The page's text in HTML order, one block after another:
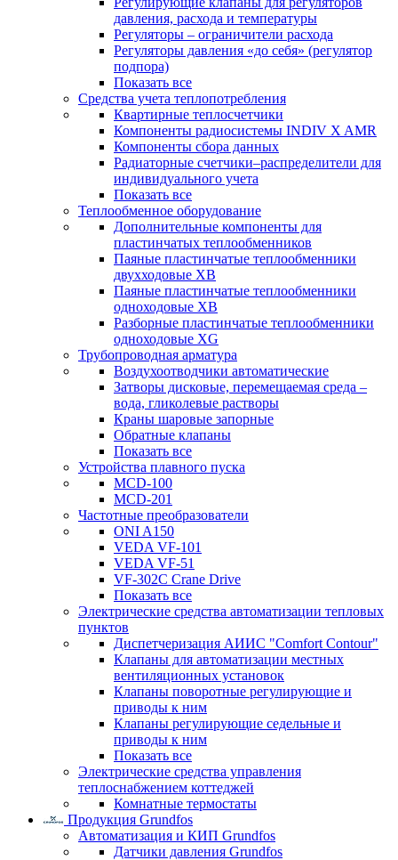
давления, расхода и температуры
Регуляторы – ограничители расхода
Регуляторы давления «до себя» (регулятор
подпора)
Показать все
Средства учета теплопотребления
Квартирные теплосчетчики
Компоненты радиосистемы INDIV X AMR
Компоненты сбора данных
Радиаторные счетчики–распределители для
индивидуального учета
Показать все
Теплообменное оборудование
Дополнительные компоненты для
пластинчатых теплообменников
Паяные пластинчатые теплообменники
двухходовые XB
Паяные пластинчатые теплообменники
одноходовые ХВ
Разборные пластинчатые теплообменники
одноходовые ХG
Трубопроводная арматура
Воздухоотводчики автоматические
Затворы дисковые, перемещаемая среда –
вода, гликолевые растворы
Краны шаровые запорные
Обратные клапаны
Показать все
Устройства плавного пуска
MCD-100
MCD-201
Частотные преобразователи
ONI A150
VEDA VF-101
VEDA VF-51
VF-302C Crane Drive
Показать все
Электрические средства автоматизации тепловых
пунктов
Диспетчеризация АИИС "Comfort Contour"
Клапаны для автоматизации местных
вентиляционных установок
Клапаны поворотные регулирующие и
приводы к ним
Клапаны регулирующие седельные и
приводы к ним
Показать все
Электрические средства управления
теплоснабжением коттеджей
Комнатные термостаты
Продукция Grundfos
Автоматизация и КИП Grundfos
Датчики давления Grundfos